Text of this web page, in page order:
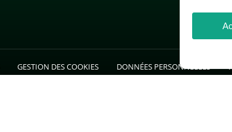
GESTION DES COOKIES DONNÉES PERSONNELLES